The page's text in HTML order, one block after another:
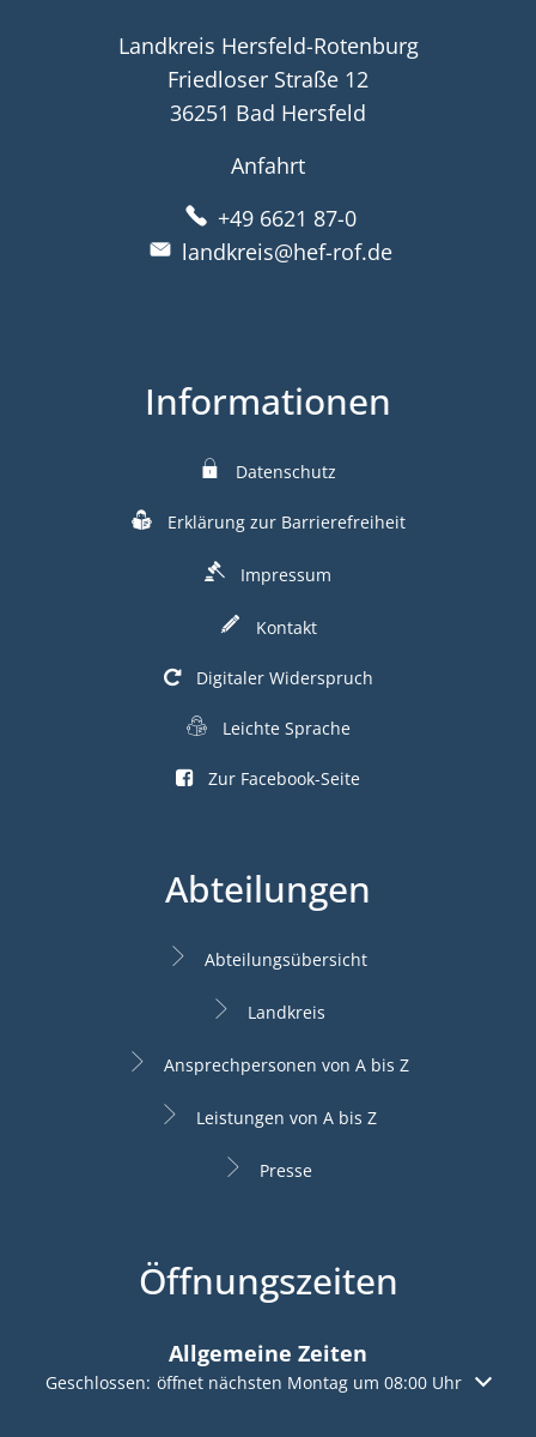
Landkreis Hersfeld-Rotenburg
Friedloser Straße 12
36251 Bad Hersfeld
Anfahrt
+49 6621 87-0
landkreis@hef-rof.de
Informationen
Datenschutz
Erklärung zur Barrierefreiheit
Impressum
Kontakt
Digitaler Widerspruch
Leichte Sprache
Zur Facebook-Seite
Abteilungen
Abteilungsübersicht
Landkreis
Ansprechpersonen von A bis Z
Leistungen von A bis Z
Presse
Öffnungszeiten
Allgemeine Zeiten
Klicken, um weitere Öffnungs- oder Schließzeiten
Geschlossen: öffnet nächsten Montag um 08:00 Uhr